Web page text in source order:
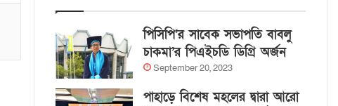
পিসিপি’র সাবেক সভাপতি বাবলু
চাকমা’র পিএইচডি ডিগ্রি অর্জন
September 20, 2023
পাহাড়ে বিশেষ মহলের দ্বারা আরো